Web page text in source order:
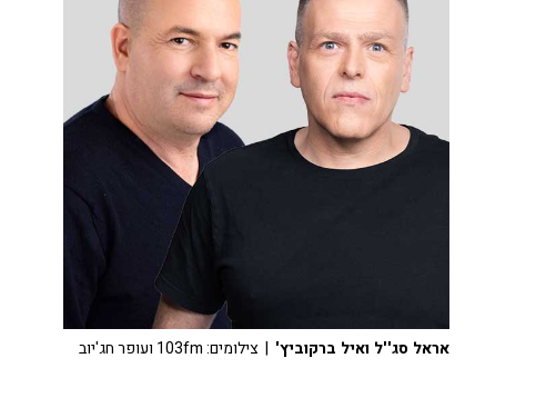
אראל סג''ל ואיל ברקוביץ' | צילומים: 103fm ועופר חג'יוב